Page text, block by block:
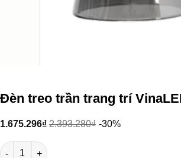
Đèn treo trần trang trí
1.675.296₫ 2.393.280₫ -30%
Đèn treo trần trang trí VinaLED V6PDF-5W số